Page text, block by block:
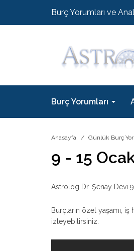
Burç Yorumları ve
Burç Yorumları
Anasayfa Günlük Burç
9 - 15
Astrolog Dr. Şenay Devi
Burçların özel yaşamı,
izleyebilirsiniz.